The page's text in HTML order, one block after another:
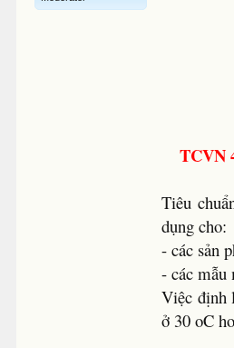
TCVN
Tiêu
dụng cho:
- các sản
- các mẫu
Việc định
ở 30 oC